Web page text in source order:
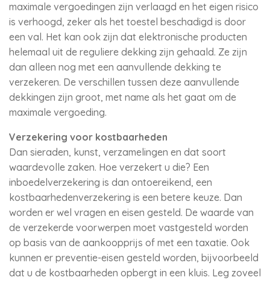
maximale vergoedingen zijn verlaagd en het eigen risico
is verhoogd, zeker als het toestel beschadigd is door
een val. Het kan ook zijn dat elektronische producten
helemaal uit de reguliere dekking zijn gehaald. Ze zijn
dan alleen nog met een aanvullende dekking te
verzekeren. De verschillen tussen deze aanvullende
dekkingen zijn groot, met name als het gaat om de
maximale vergoeding.
Verzekering voor kostbaarheden
Dan sieraden, kunst, verzamelingen en dat soort
waardevolle zaken. Hoe verzekert u die? Een
inboedelverzekering is dan ontoereikend, een
kostbaarhedenverzekering is een betere keuze. Dan
worden er wel vragen en eisen gesteld. De waarde van
de verzekerde voorwerpen moet vastgesteld worden
op basis van de aankoopprijs of met een taxatie. Ook
kunnen er preventie-eisen gesteld worden, bijvoorbeeld
dat u de kostbaarheden opbergt in een kluis. Leg zoveel